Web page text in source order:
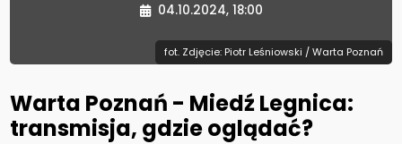
04.10.2024, 18:00
fot. Zdjęcie: Piotr Leśniowski / Warta Poznań
Warta Poznań - Miedź Legnica:
transmisja, gdzie oglądać?